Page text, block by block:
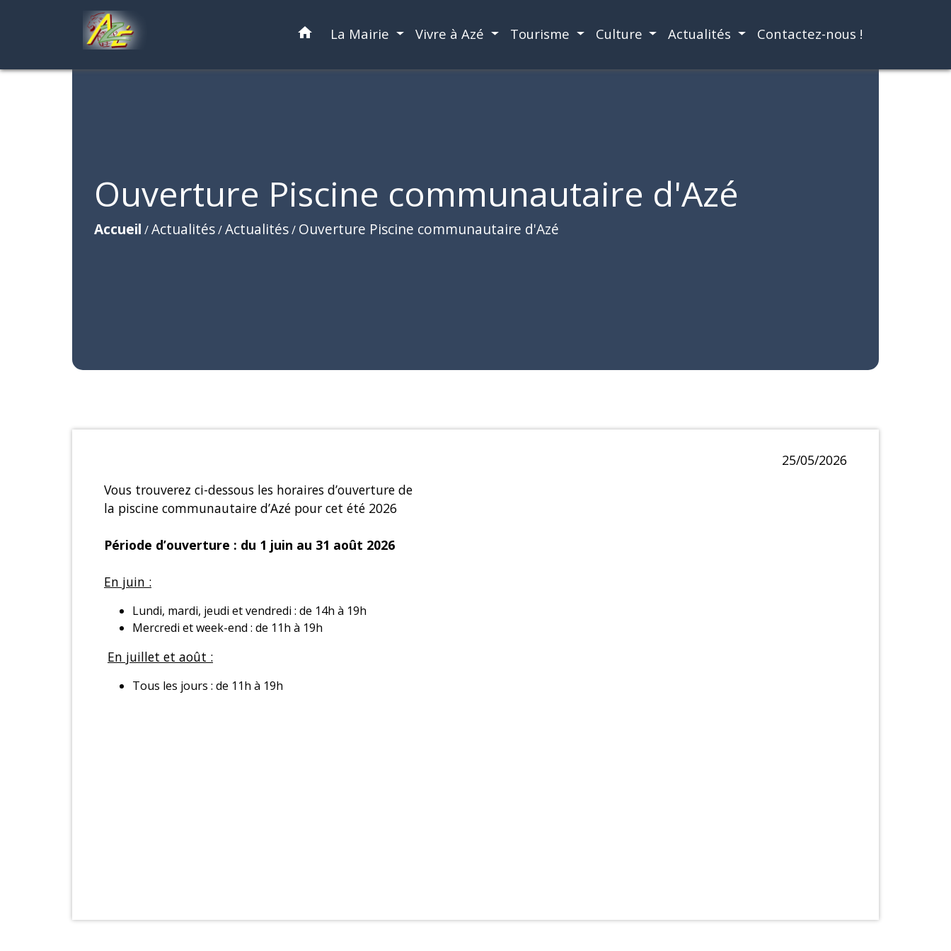
home La Mairie Vivre à Azé Tourisme Culture Actualités Contactez-nous !
Ouverture Piscine communautaire d'Azé
Accueil /Actualités/Actualités/ Ouverture Piscine communautaire d'Azé
25/05/2026
Vous trouverez ci-dessous les horaires d’ouverture de
la piscine communautaire d’Azé pour cet été 2026
Période d’ouverture : du 1 juin au 31 août 2026
En juin :
Lundi, mardi, jeudi et vendredi : de 14h à 19h
Mercredi et week-end : de 11h à 19h
En juillet et août :
Tous les jours : de 11h à 19h